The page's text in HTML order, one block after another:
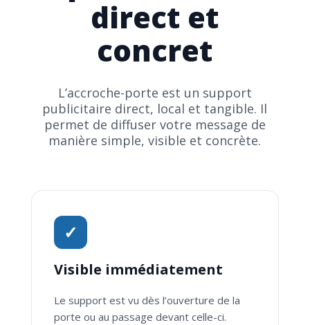
direct et
concret
L’accroche-porte est un support
publicitaire direct, local et tangible. Il
permet de diffuser votre message de
manière simple, visible et concrète.
✓
Visible immédiatement
Le support est vu dès l’ouverture de la
porte ou au passage devant celle-ci.